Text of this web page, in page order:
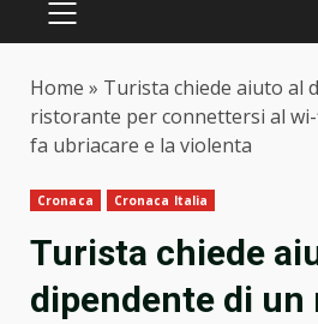
PRIMARY
Home » Turista chiede aiuto al
ristorante per connettersi al
fa ubriacare e la violenta
Cronaca Cronaca Italia
Turista chiede
dipendente di